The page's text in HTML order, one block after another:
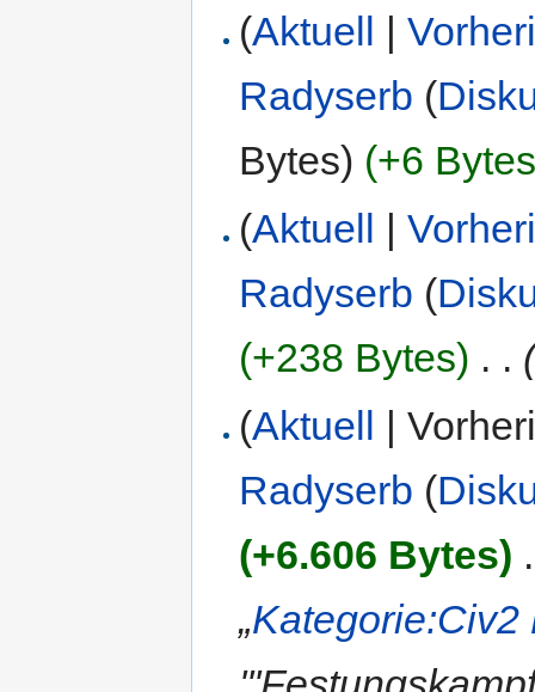
(Aktuell |
Radyserb (
Bytes) (+6
(Aktuell |
Radyserb (
(+238 Bytes) . .
(Aktuell
|
Radyserb (
(+6.606 Bytes)
„Kategorie:Civ2